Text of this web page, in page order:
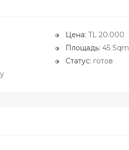
Цена: TL 20.000
Площадь: 45 Sqm
Статус: готов